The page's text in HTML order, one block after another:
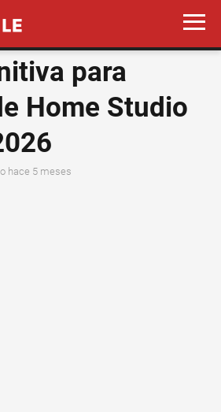
para
Home Studio
hace 5 meses